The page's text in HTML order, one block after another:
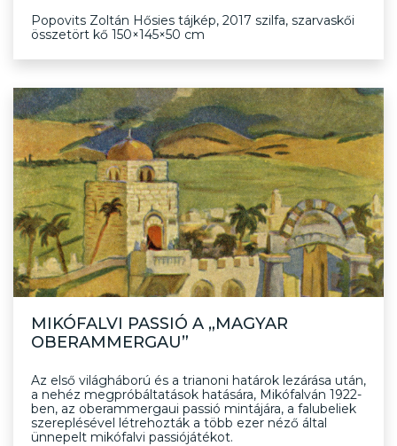
Popovits Zoltán Hősies tájkép, 2017 szilfa, szarvaskői
összetört kő 150×145×50 cm
MIKÓFALVI PASSIÓ A „MAGYAR
OBERAMMERGAU”
Az első világháború és a trianoni határok lezárása után,
a nehéz megpróbáltatások hatására, Mikófalván 1922-
ben, az oberammergaui passió mintájára, a falubeliek
szereplésével létrehozták a több ezer néző által
ünnepelt mikófalvi passiójátékot.